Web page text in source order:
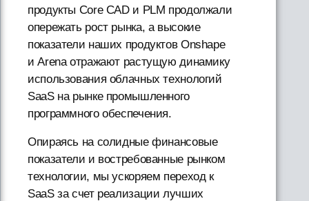
продукты Core CAD и PLM продолжали
опережать рост рынка, а высокие
показатели наших продуктов Onshape
и Arena отражают растущую динамику
использования облачных технологий
SaaS на рынке промышленного
программного обеспечения.
Опираясь на солидные финансовые
показатели и востребованные рынком
технологии, мы ускоряем переход к
SaaS за счет реализации лучших